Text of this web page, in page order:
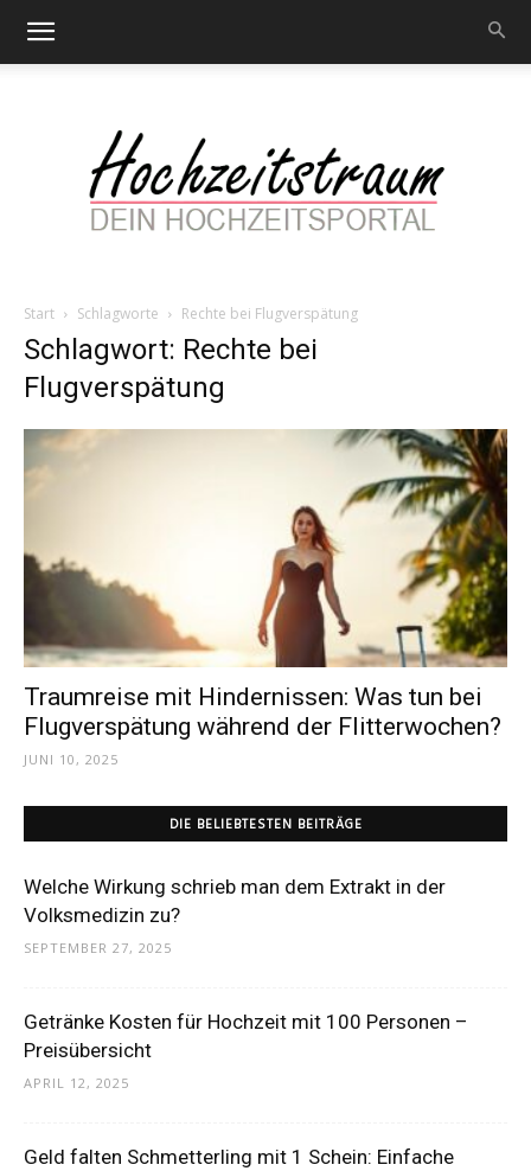
Hochzeitstraum
Dein
Portal
Start Schlagworte Rechte bei Flugverspätung
Schlagwort: Rechte bei
Flugverspätung
Traumreise mit Hindernissen: Was tun bei
Flugverspätung während der Flitterwochen?
JUNI 10, 2025
DIE BELIEBTESTEN BEITRÄGE
Welche Wirkung schrieb man dem Extrakt in der
Volksmedizin zu?
SEPTEMBER 27, 2025
Getränke Kosten für Hochzeit mit 100 Personen –
Preisübersicht
APRIL 12, 2025
Geld falten Schmetterling mit 1 Schein: Einfache